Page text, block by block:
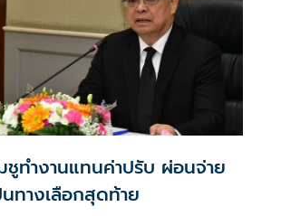
ชูทำงานแทนค่าปรับ ผ่อนจ่าย
ทางเลือกสุดท้าย